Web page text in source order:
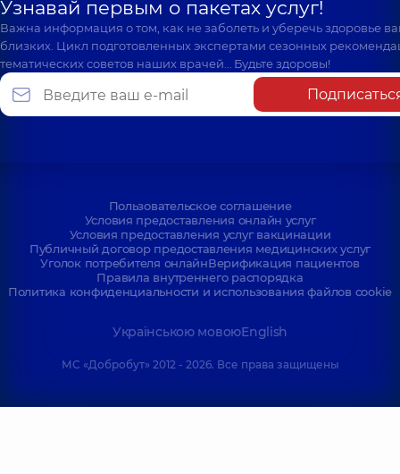
Узнавай первым о пакетах услуг!
Важна информация о том, как не заболеть и уберечь здоровье
близких. Цикл подготовленных экспертами сезонных
тематических советов наших врачей… Будьте здоровы!
Пользовательское соглашение
Условия предоставления онлайн услуг
Условия предоставления услуг вакцинации
Публичный договор предоставления медицинских услуг
Уголок потребителя онлайнВерификация пациентов
Правила внутреннего распорядка
Политика конфиденциальности и использования файлов cookie
Українською мовоюEnglish
МС «Добробут» 2012 - 2026. Все права защищены